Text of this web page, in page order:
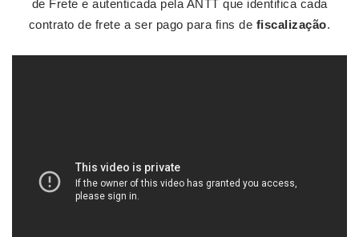
de Frete e autenticada pela ANTT que identifica cada
contrato de frete a ser pago para fins de fiscalização.